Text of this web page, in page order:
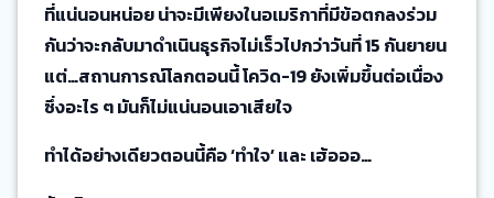
ที่แน่นอนหน่อย น่าจะมีเพียงในอเมริกาที่มีข้อตกลงร่วม
กันว่าจะกลับมาดำเนินธุรกิจไม่เร็วไปกว่าวันที่ 15 กันยายน
แต่…สถานการณ์โลกตอนนี้ โควิด-19 ยังเพิ่มขึ้นต่อเนื่อง
ซึ่งอะไร ๆ มันก็ไม่แน่นอนเอาเสียใจ
ทำได้อย่างเดียวตอนนี้คือ ‘ทำใจ’ และ เฮ้อออ…